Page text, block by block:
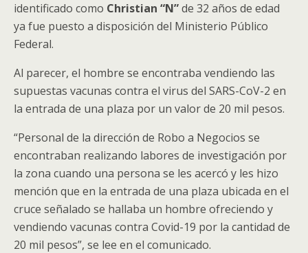
identificado como Christian “N”de 32 años de edad
ya fue puesto a disposición del Ministerio Público
Federal.
Al parecer, el hombre se encontraba vendiendo las
supuestas vacunas contra el virus del SARS-CoV-2 en
la entrada de una plaza por un valor de 20 mil pesos.
“Personal de la dirección de Robo a Negocios se
encontraban realizando labores de investigación por
la zona cuando una persona se les acercó y les hizo
mención que en la entrada de una plaza ubicada en el
cruce señalado se hallaba un hombre ofreciendo y
vendiendo vacunas contra Covid-19 por la cantidad de
20 mil pesos”, se lee en el comunicado.